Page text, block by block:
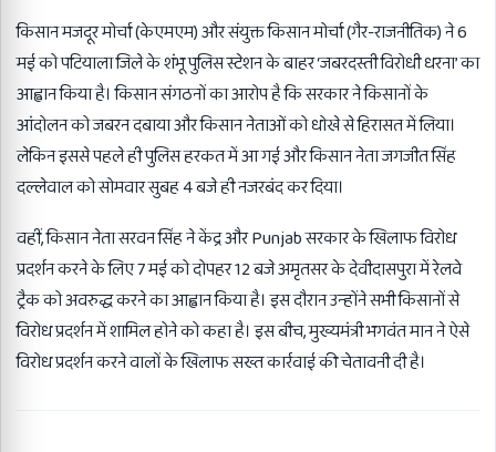
किसान मजदूर मोर्चा (केएमएम) और संयुक्त किसान मोर्चा (गैर-राजनीतिक) ने 6
मई को पटियाला जिले के शंभू पुलिस स्टेशन के बाहर ‘जबरदस्ती विरोधी धरना’ का
आह्वान किया है। किसान संगठनों का आरोप है कि सरकार ने किसानों के
आंदोलन को जबरन दबाया और किसान नेताओं को धोखे से हिरासत में लिया।
लेकिन इससे पहले ही पुलिस हरकत में आ गई और किसान नेता जगजीत सिंह
दल्लेवाल को सोमवार सुबह 4 बजे ही नजरबंद कर दिया।
वहीं, किसान नेता सरवन सिंह ने केंद्र और Punjab सरकार के खिलाफ विरोध
प्रदर्शन करने के लिए 7 मई को दोपहर 12 बजे अमृतसर के देवीदासपुरा में रेलवे
ट्रैक को अवरुद्ध करने का आह्वान किया है। इस दौरान उन्होंने सभी किसानों से
विरोध प्रदर्शन में शामिल होने को कहा है। इस बीच, मुख्यमंत्री भगवंत मान ने ऐसे
विरोध प्रदर्शन करने वालों के खिलाफ सख्त कार्रवाई की चेतावनी दी है।